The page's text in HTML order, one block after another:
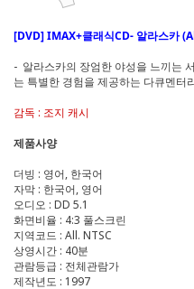
[DVD] IMAX+클래식CD- 알라스카
- 알라스카의 장엄한 야성을 느끼는
는 특별한 경험을 제공하는 다큐멘터
감독 : 조지 캐시
제품사양
더빙 : 영어, 한국어
자막 : 한국어, 영어
오디오 : DD 5.1
화면비율 : 4:3 풀스크린
지역코드 : All. NTSC
상영시간 : 40분
관람등급 : 전체관람가
제작년도 : 1997